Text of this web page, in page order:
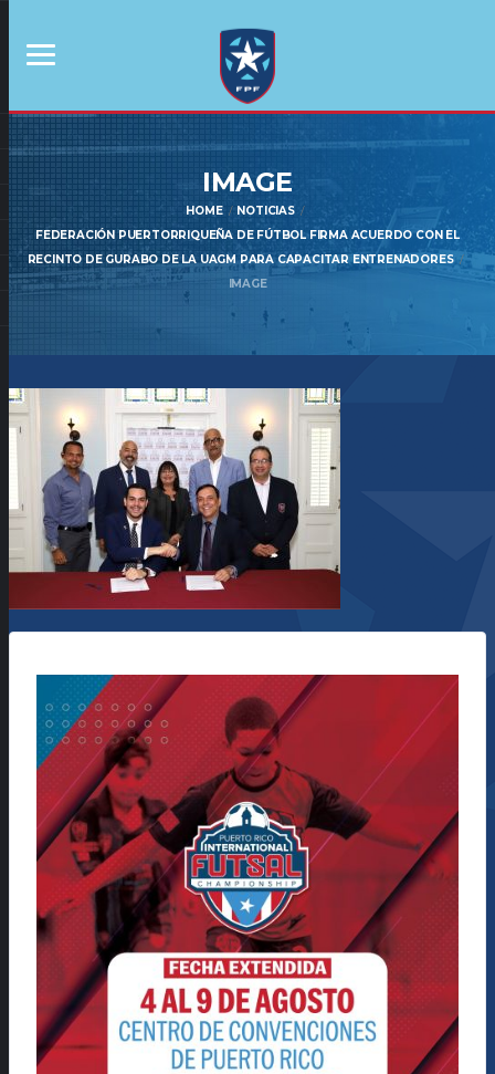
IMAGE
HOME
NOTICIAS
FEDERACIÓN PUERTORRIQUEÑA DE FÚTBOL FIRMA ACUERDO CON EL
RECINTO DE GURABO DE LA UAGM PARA CAPACITAR ENTRENADORES
IMAGE